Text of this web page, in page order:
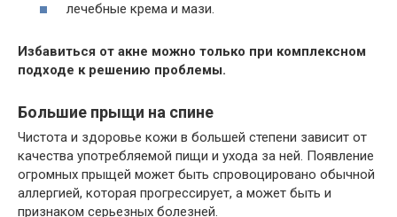
лечебные крема и мази.
Избавиться от акне можно только при комплексном
подходе к решению проблемы.
Большие прыщи на спине
Чистота и здоровье кожи в большей степени зависит от
качества употребляемой пищи и ухода за ней. Появление
огромных прыщей может быть спровоцировано обычной
аллергией, которая прогрессирует, а может быть и
признаком серьезных болезней.